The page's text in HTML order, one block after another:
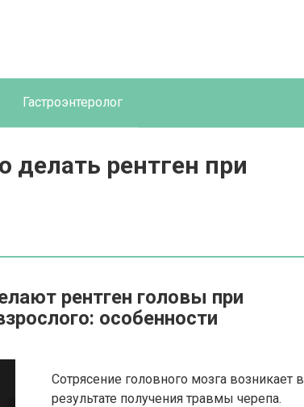
Гастроэнтеролог
делать рентген при
рентген головы при
особенности
Сотрясение головного мозга возникает в
результате получения травмы черепа.